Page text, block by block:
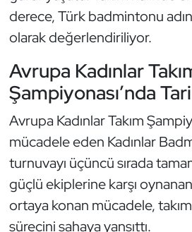
derece, Türk badmintonu
olarak değerlendiriliyor.
Avrupa Kadınlar
Şampiyonası’nda
Avrupa Kadınlar Takım
mücadele eden Kadınlar
turnuvayı üçüncü sırada
güçlü ekiplerine karşı
ortaya konan mücadele,
sürecini sahaya yansıttı.
Genel
Golf
Güreş
Halter
Hava Sporları
Hentbol